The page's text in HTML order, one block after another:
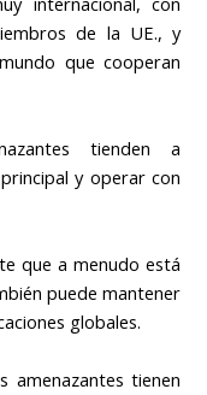
de la UE., y
que cooperan
tienden a
y operar con
que a menudo está
puede mantener
globales.
amenazantes tienen